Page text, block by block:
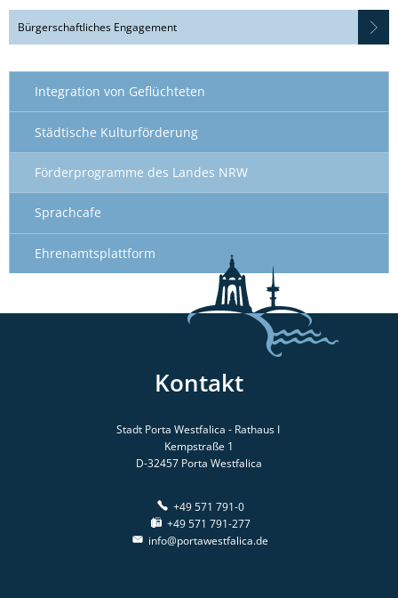
Bürgerschaftliches Engagement
Integration von Geflüchteten
Städtische Kulturförderung
Förderprogramme des Landes NRW
Sprachcafe
Ehrenamtsplattform
Kontakt
Stadt Porta Westfalica - Rathaus I
Kempstraße 1
D-32457 Porta Westfalica
+49 571 791-0
+49 571 791-277
info@portawestfalica.de